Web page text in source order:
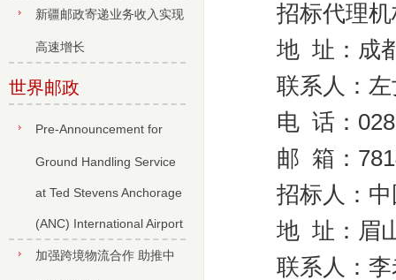
新疆邮政寄递业务收入实现
高速增长
世界邮政
Pre-Announcement for
Ground Handling Service
at Ted Stevens Anchorage
(ANC) International Airport
加强跨境物流合作 助推中
招标代理机
地 址：成都
联系人：左
电 话：028-
邮 箱：
招标人：中
地 址：眉山
联系人：李